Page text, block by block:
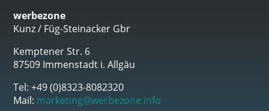
werbezone
Kunz / Füg-Steinacker Gbr
Kemptener Str. 6
87509 Immenstadt i. Allgäu
Tel: +49 (0)8323-8082320
Mail: marketing@werbezone.info